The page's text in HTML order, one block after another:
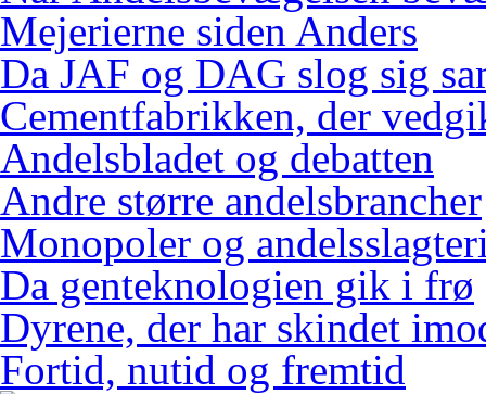
Mejerierne siden Anders
Da JAF og DAG slog sig
Cementfabrikken, der
Andelsbladet og debatten
Andre større andelsbrancher
Monopoler og
Da genteknologien gik i frø
Dyrene, der har skindet
Fortid, nutid og fremtid